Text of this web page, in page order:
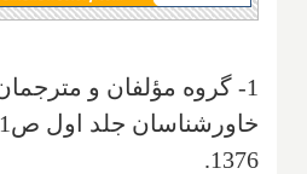
1- گروه مؤلفان و
1376‌.